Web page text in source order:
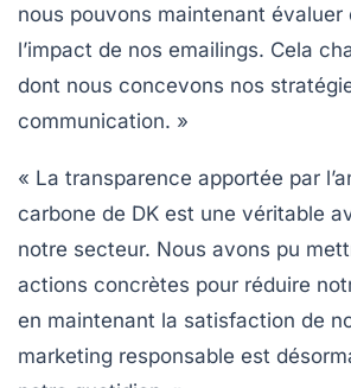
nous pouvons maintenant évaluer
l’impact de nos emailings. Cela
dont nous concevons nos
communication. »
« La transparence apportée par
carbone de DK est une véritable
notre secteur. Nous avons pu
actions concrètes pour réduire
en maintenant la satisfaction de
marketing responsable est